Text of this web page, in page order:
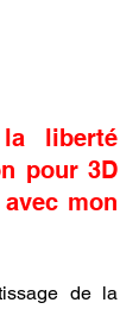
liberté
pour 3D
mon
de la